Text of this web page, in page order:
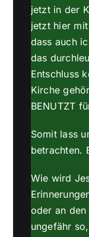
jetzt in der
jetzt hier
dass auch
das
Entschluss
Kirche
BENUTZT
Somit lass
betrachten.
Wie wird
oder an den
ungefähr